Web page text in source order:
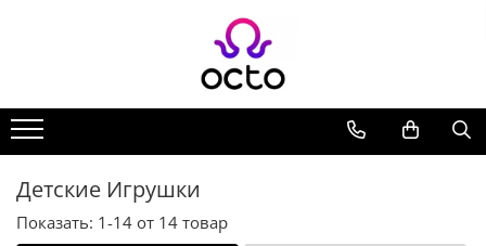
Компьютеры
Настольный ПК
Комплектующие ПК
Периферия
Хранение данных
Детские Игрушки
Показать: 1-14 от 14 товар